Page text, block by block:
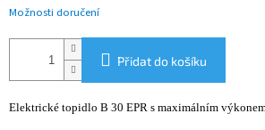
Možnosti doručení
Přidat do košíku
Elektrické topidlo B 30 EPR s maximálním